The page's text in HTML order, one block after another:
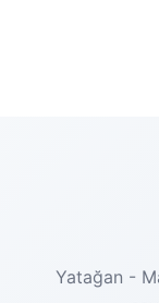
Yatağan -